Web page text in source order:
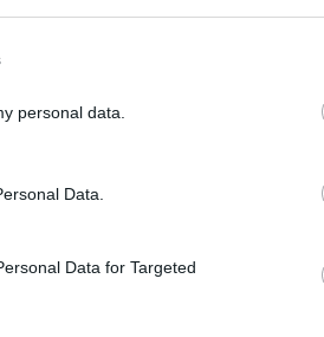
personal data.
Data.
Data for Targeted